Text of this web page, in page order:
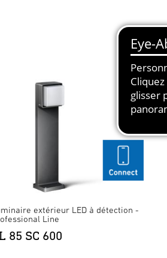
&
extérieur LED à détection -
Line
85 SC 600
blanc